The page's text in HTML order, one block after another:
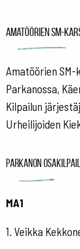
Amatöörien SM-
Amatöörien
Parkanossa,
Kilpailun
Urheilijoiden
Parkanon
MA1
1. Veikka